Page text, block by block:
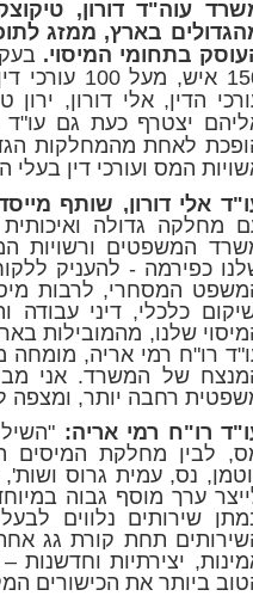
עוה"ד דורון,
בארץ, ממזג
בתחומי המיסוי.
הדין, אלי דורון,
יצטרף כעת גם עו"ד
לאחת מהמחלקות
המס ועורכי דין
אלי דורון, שותף
מחלקה גדולה
המשפטים ורשויות
כפירמה - להעניק
המסחרי, לרבות
כלכלי, דיני עבודה
שלנו, מהמובילות
רו"ח רמי אריה, מומחה
של המשרד. אני
רחבה יותר, ומצפה
רו"ח רמי אריה:
לבין מחלקת המיסים
נס, עמית גרוס
ערך מוסף גבוה
שירותים נלווים
תחת קורת גג
יצירתיות וחדשנות
ביותר את הכישורים